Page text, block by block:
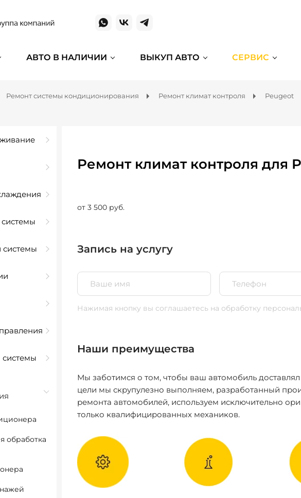
АВТО В НАЛИЧИИ ВЫКУП АВТО СЕРВИС
Ремонт системы кондиционирования Ремонт климат контроля Peugeot
обработка
Ремонт климат контроля для
от 3 500 руб.
Запись на услугу
Нажимая кнопку вы соглашаетесь на обработку
Наши преимущества
Мы заботимся о том, чтобы ваш автомобиль
цели мы скрупулезно выполняем, разработанный
ремонта автомобилей, используем исключительно
только квалифицированных механиков.